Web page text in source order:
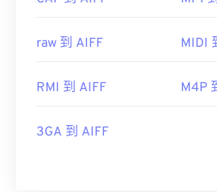
raw 到 AIFF MIDI
RMI 到 AIFF M4P
3GA 到 AIFF